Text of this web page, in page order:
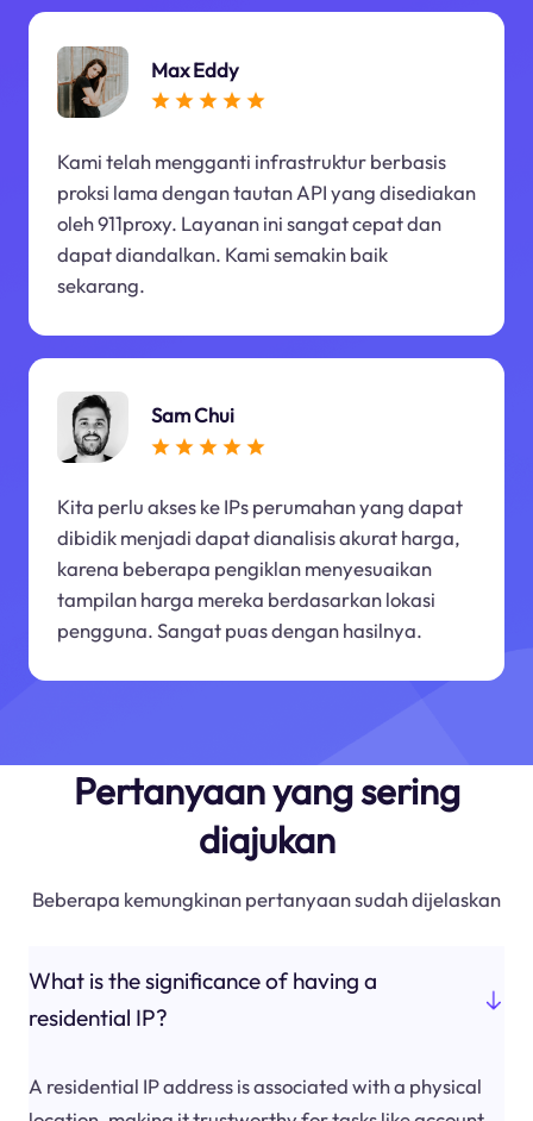
Max Eddy
Kami telah mengganti infrastruktur berbasis
proksi lama dengan tautan API yang disediakan
oleh 911proxy. Layanan ini sangat cepat dan
dapat diandalkan. Kami semakin baik
sekarang.
Sam Chui
Kita perlu akses ke IPs perumahan yang dapat
dibidik menjadi dapat dianalisis akurat harga,
karena beberapa pengiklan menyesuaikan
tampilan harga mereka berdasarkan lokasi
pengguna. Sangat puas dengan hasilnya.
Pertanyaan yang sering
diajukan
Beberapa kemungkinan pertanyaan sudah dijelaskan
What is the significance of having a
residential IP?
A residential IP address is associated with a physical